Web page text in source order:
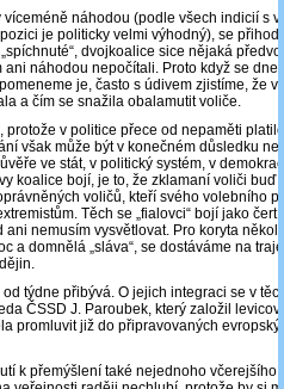
náhodou (podle všech indicií s
je politicky velmi výhodný), se
dvojkoalice sice nějaká
náhodou nepočítali. Proto když se
je, často s údivem zjistíme, že
a čím se snažila obalamutit voliče.
protože v politice přece od nepaměti
však může být v konečném důsledku
ve stát, v politický systém, v
koalice bojí, je to, že zklamaní voliči buď
voličů, kteří svého volebního
Těch se „fialovci“ bojí jako čert
nemusím vysvětlovat. Pro koryta
a domnělá „sláva“, se dostáváme na
týdne přibývá. O jejich integraci se v
ČSSD J. Paroubek, který založil
promluvit již do připravovaných
k přemýšlení také nejednoho včerejšího